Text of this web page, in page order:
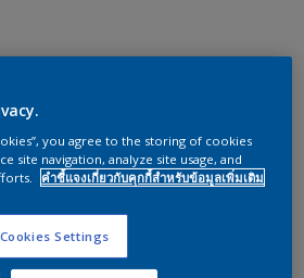
อัลติม่า แอดวานซ์ (ชนิด
ปกป้องยาวนาน 2 เท่า
you agree to the storing of cookies
site navigation, analyze site usage, and
คำชี้แจงเกี่ยวกับคุกกี้สำหรับข้อมูลเพิ่มเติม
Cookies Settings